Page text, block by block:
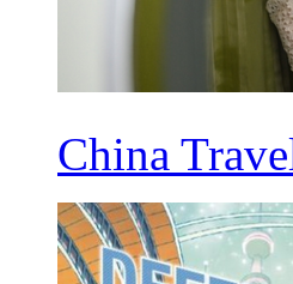
China